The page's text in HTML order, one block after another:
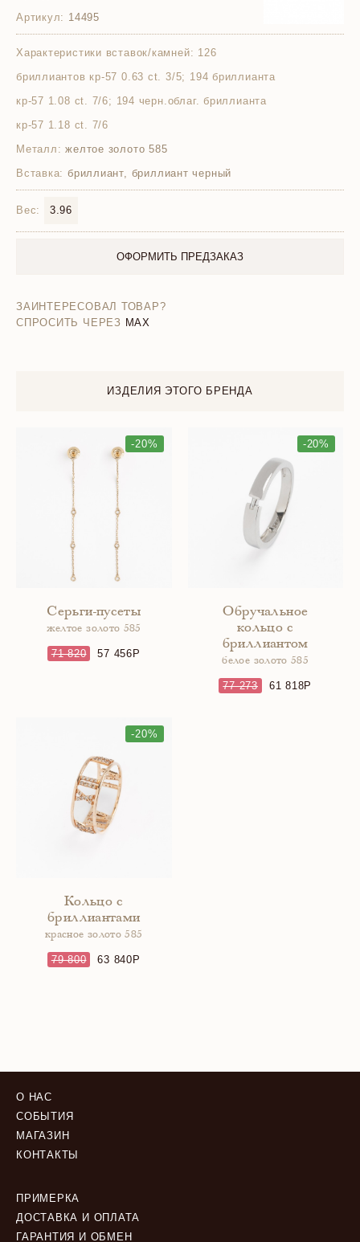
Артикул: 14495
Характеристики вставок/камней: 126
бриллиантов кр-57 0.63 ct. 3/5; 194 бриллианта
кр-57 1.08 ct. 7/6; 194 черн.облаг. бриллианта
кр-57 1.18 ct. 7/6
Металл: желтое золото 585
Вставка: бриллиант, бриллиант черный
Вес: 3.96
ОФОРМИТЬ ПРЕДЗАКАЗ
ЗАИНТЕРЕСОВАЛ ТОВАР?
СПРОСИТЬ ЧЕРЕЗ MAX
ИЗДЕЛИЯ ЭТОГО БРЕНДА
-20%
Серьги-пусеты
желтое золото 585
71 820 57 456
-20%
Обручальное
кольцо с
бриллиантом
белое золото 585
77 273 61 818
-20%
Кольцо с
бриллиантами
красное золото 585
79 800 63 840
О НАС
СОБЫТИЯ
МАГАЗИН
КОНТАКТЫ
ПРИМЕРКА
ДОСТАВКА И ОПЛАТА
ГАРАНТИЯ И ОБМЕН